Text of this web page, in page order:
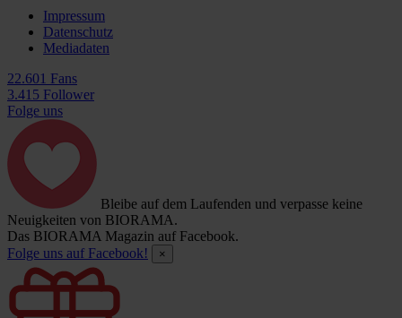
Impressum
Datenschutz
Mediadaten
22.601 Fans
3.415 Follower
Folge uns
Bleibe auf dem Laufenden und verpasse keine
Neuigkeiten von BIORAMA.
Das BIORAMA Magazin auf Facebook.
Folge uns auf Facebook!
×